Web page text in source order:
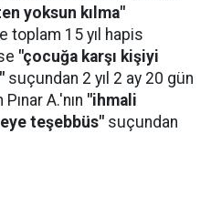
yoksun kılma"
toplam 15 yıl hapis
"çocuğa karşı kişiyi
suçundan 2 yıl 2 ay 20 gün
A.'nın "ihmali
teşebbüs" suçundan